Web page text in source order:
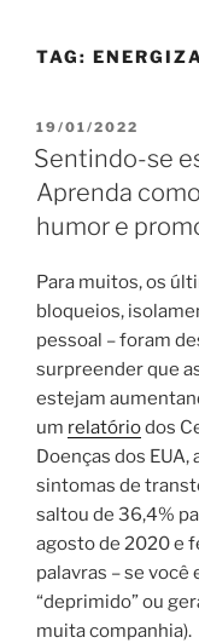
TAG:
PUBLICADO
EM
19/01/2022
Sentindo-se
Aprenda
humor e
Para muitos, os
bloqueios,
pessoal – foram
surpreender que
estejam
um relatóriodos
Doenças dos
sintomas de
saltou de 36,4%
agosto de 2020 e
palavras – se
“deprimido” ou
muita companhia).